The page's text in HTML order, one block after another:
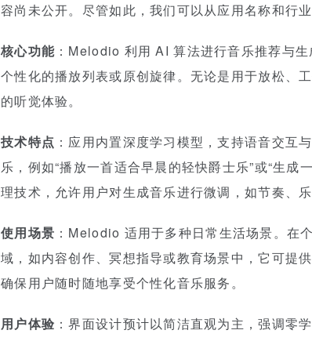
容尚未公开。尽管如此，我们可以从应用名称和行
核心功能 ：Melodio 利用 AI 算法进行音乐推荐与
个性化的播放列表或原创旋律。无论是用于放松、
的听觉体验。
技术特点 ：应用内置深度学习模型，支持语音交互
乐，例如“播放一首适合早晨的轻快爵士乐”或“生
理技术，允许用户对生成音乐进行微调，如节奏、乐
使用场景 ：Melodio 适用于多种日常生活场景。在
域，如内容创作、冥想指导或教育场景中，它可提
确保用户随时随地享受个性化音乐服务。
用户体验 ：界面设计预计以简洁直观为主，强调零